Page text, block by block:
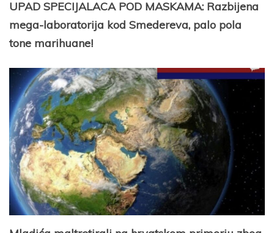
UPAD SPECIJALACA POD MASKAMA: Razbijena
mega-laboratorija kod Smedereva, palo pola
tone marihuane!